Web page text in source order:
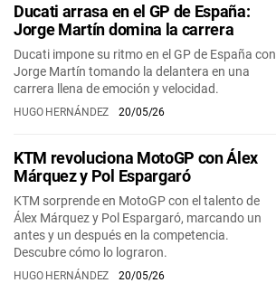
Ducati arrasa en el GP de España:
Jorge Martín domina la carrera
Ducati impone su ritmo en el GP de España con
Jorge Martín tomando la delantera en una
carrera llena de emoción y velocidad.
HUGO HERNÁNDEZ 20/05/26
KTM revoluciona MotoGP con Álex
Márquez y Pol Espargaró
KTM sorprende en MotoGP con el talento de
Álex Márquez y Pol Espargaró, marcando un
antes y un después en la competencia.
Descubre cómo lo lograron.
HUGO HERNÁNDEZ 20/05/26